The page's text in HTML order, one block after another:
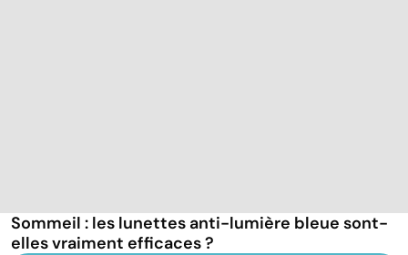
Sommeil : les lunettes anti-lumière bleue sont-
elles vraiment efficaces ?